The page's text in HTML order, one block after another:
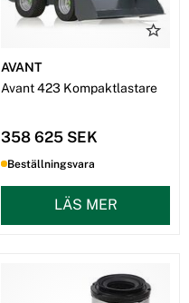
AVANT
Avant 423 Kompaktlastare
358 625 SEK
Beställningsvara
LÄS MER